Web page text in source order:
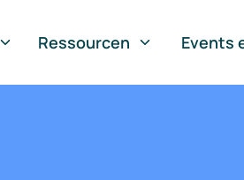
Ressourcen Events